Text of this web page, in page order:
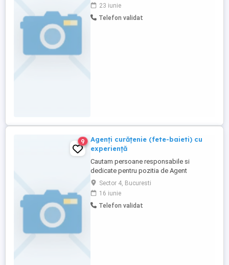
informații sau pentru a aplica, sunați la
numarul afisat.
23 iunie
Telefon validat
9
Agenți curățenie (fete-baieti) cu
experiență
Cautam persoane responsabile si
dedicate pentru pozitia de Agent
Curatenie. Candidatul ideal va fi
responsabil de mentinerea curateniei si
igienei in spatiile desemnate. Program
3ore 7-10 sau 2 ore 8-10 .Sun Plaza sector
Sector 4, Bucuresti
16 iunie
Telefon validat